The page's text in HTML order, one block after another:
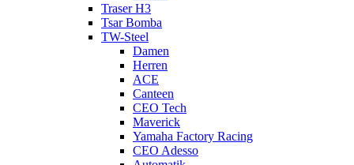
Traser H3
Tsar Bomba
TW-Steel
Damen
Herren
ACE
Canteen
CEO Tech
Maverick
Yamaha Factory Racing
CEO Adesso